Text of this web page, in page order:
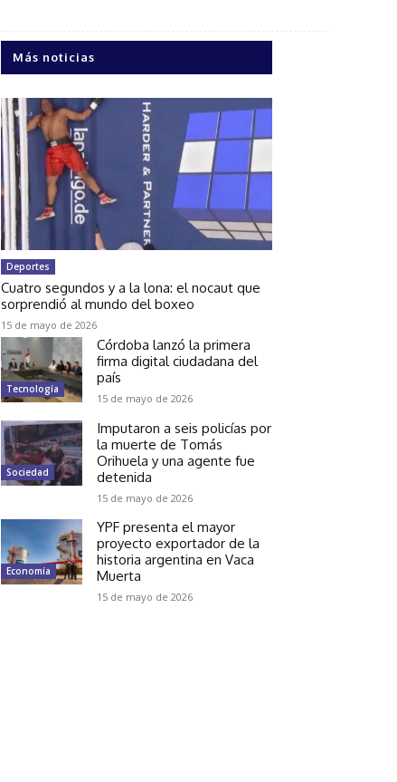
Más noticias
Deportes
Cuatro segundos y a la lona: el nocaut que
sorprendió al mundo del boxeo
15 de mayo de 2026
Tecnología
Córdoba lanzó la primera
firma digital ciudadana del
país
15 de mayo de 2026
Sociedad
Imputaron a seis policías por
la muerte de Tomás
Orihuela y una agente fue
detenida
15 de mayo de 2026
Economía
YPF presenta el mayor
proyecto exportador de la
historia argentina en Vaca
Muerta
15 de mayo de 2026